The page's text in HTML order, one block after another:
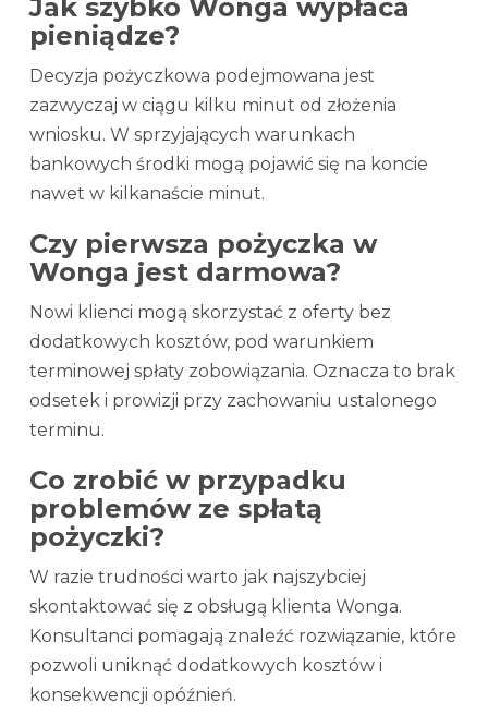
Jak szybko Wonga wypłaca
pieniądze?
Decyzja pożyczkowa podejmowana jest
zazwyczaj w ciągu kilku minut od złożenia
wniosku. W sprzyjających warunkach
bankowych środki mogą pojawić się na koncie
nawet w kilkanaście minut.
Czy pierwsza pożyczka w
Wonga jest darmowa?
Nowi klienci mogą skorzystać z oferty bez
dodatkowych kosztów, pod warunkiem
terminowej spłaty zobowiązania. Oznacza to brak
odsetek i prowizji przy zachowaniu ustalonego
terminu.
Co zrobić w przypadku
problemów ze spłatą
pożyczki?
W razie trudności warto jak najszybciej
skontaktować się z obsługą klienta Wonga.
Konsultanci pomagają znaleźć rozwiązanie, które
pozwoli uniknąć dodatkowych kosztów i
konsekwencji opóźnień.